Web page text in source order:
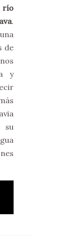
río
.
de
y